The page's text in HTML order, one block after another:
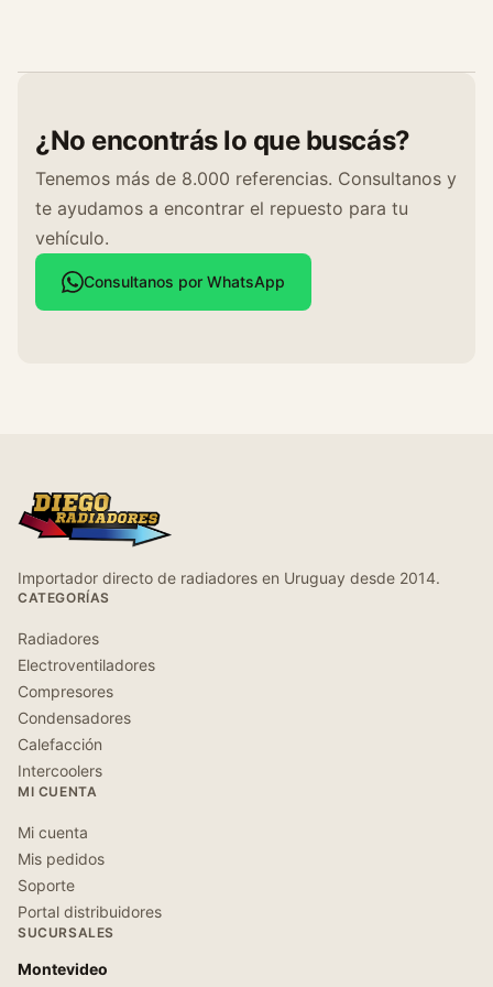
¿No encontrás lo que buscás?
Tenemos más de 8.000 referencias. Consultanos y
te ayudamos a encontrar el repuesto para tu
vehículo.
Consultanos por WhatsApp
Importador directo de radiadores en Uruguay desde 2014.
CATEGORÍAS
Radiadores
Electroventiladores
Compresores
Condensadores
Calefacción
Intercoolers
MI CUENTA
Mi cuenta
Mis pedidos
Soporte
Portal distribuidores
SUCURSALES
Montevideo